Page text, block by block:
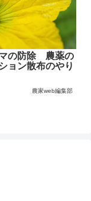
の防除 農薬の
ョン散布のやり
農家web編集部